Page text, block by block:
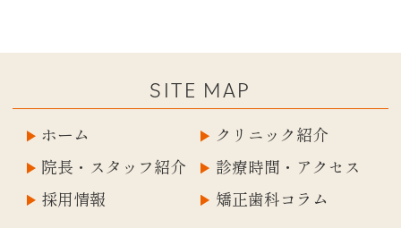
SITE MAP
ホーム
クリニック紹介
院長・スタッフ紹介
診療時間・アクセス
採用情報
矯正歯科コラム